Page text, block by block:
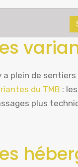
a plein de
du TMB :
plus